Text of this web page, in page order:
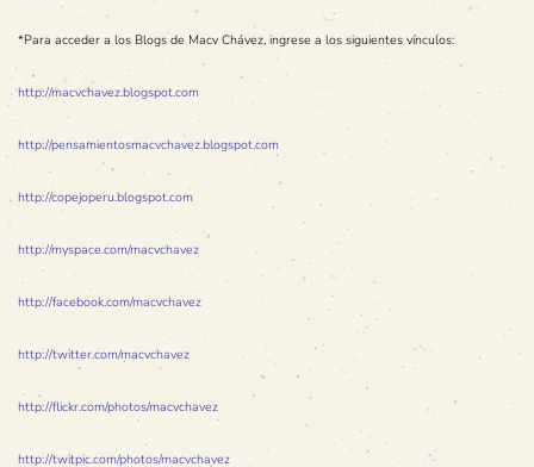
*Para acceder a los Blogs de Macv Chávez, ingrese a los siguientes vínculos:
http://macvchavez.blogspot.com
http://pensamientosmacvchavez.blogspot.com
http://copejoperu.blogspot.com
http://myspace.com/macvchavez
http://facebook.com/macvchavez
http://twitter.com/macvchavez
http://flickr.com/photos/macvchavez
http://twitpic.com/photos/macvchavez